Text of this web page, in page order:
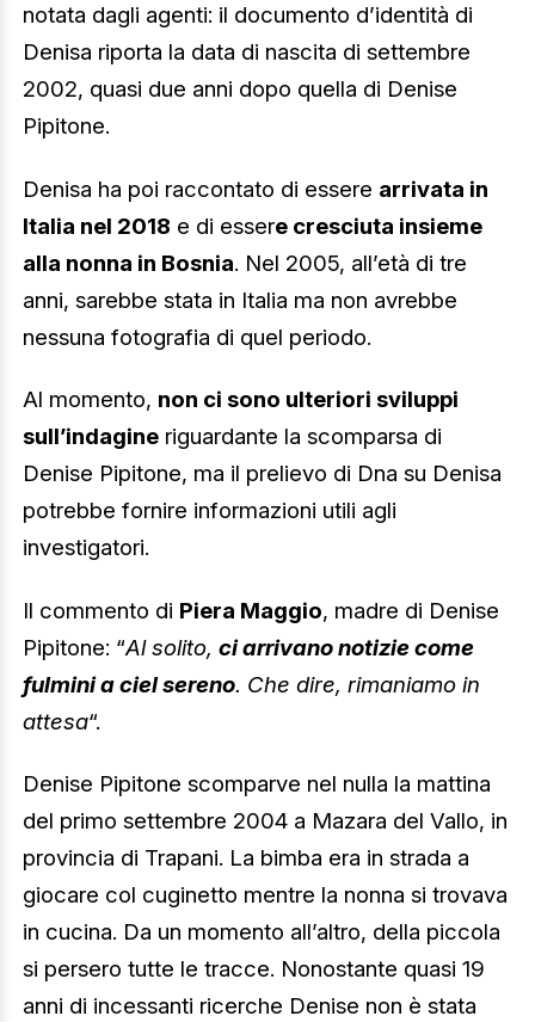
notata dagli agenti: il documento d’identità di
Denisa riporta la data di nascita di settembre
2002, quasi due anni dopo quella di Denise
Pipitone.
Denisa ha poi raccontato di essere arrivata in
Italia nel 2018 e di essere cresciuta insieme
alla nonna in Bosnia. Nel 2005, all’età di tre
anni, sarebbe stata in Italia ma non avrebbe
nessuna fotografia di quel periodo.
Al momento, non ci sono ulteriori sviluppi
sull’indagine riguardante la scomparsa di
Denise Pipitone, ma il prelievo di Dna su Denisa
potrebbe fornire informazioni utili agli
investigatori.
Il commento di Piera Maggio, madre di Denise
Pipitone: “Al solito, ci arrivano notizie come
fulmini a ciel sereno. Che dire, rimaniamo in
attesa“.
Denise Pipitone scomparve nel nulla la mattina
del primo settembre 2004 a Mazara del Vallo, in
provincia di Trapani. La bimba era in strada a
giocare col cuginetto mentre la nonna si trovava
in cucina. Da un momento all’altro, della piccola
si persero tutte le tracce. Nonostante quasi 19
anni di incessanti ricerche Denise non è stata